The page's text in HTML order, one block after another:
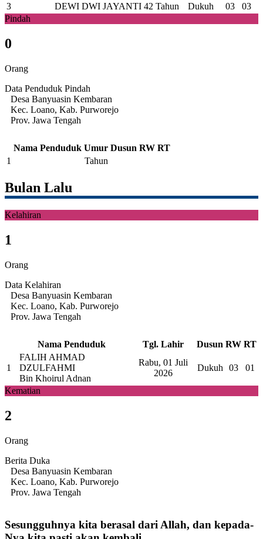
3
DEWI DWI JAYANTI 42 Tahun Dukuh 03
03
Pindah
0
Orang
Data Penduduk Pindah
Desa Banyuasin Kembaran
Kec. Loano, Kab. Purworejo
Prov. Jawa Tengah
Nama Penduduk Umur Dusun RW RT
1
Tahun
Bulan Lalu
Kelahiran
1
Orang
Data Kelahiran
Desa Banyuasin Kembaran
Kec. Loano, Kab. Purworejo
Prov. Jawa Tengah
Nama Penduduk Tgl. Lahir Dusun RW RT
1
FALIH AHMAD
DZULFAHMI
Bin Khoirul Adnan
Rabu, 01 Juli
2026
Dukuh 03 01
Kematian
2
Orang
Berita Duka
Desa Banyuasin Kembaran
Kec. Loano, Kab. Purworejo
Prov. Jawa Tengah
Sesungguhnya kita berasal dari Allah, dan kepada-